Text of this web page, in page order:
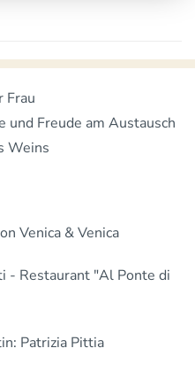
Frau
und Freude am Austausch
Weins
Venica & Venica
- Restaurant "Al Ponte di
Patrizia Pittia